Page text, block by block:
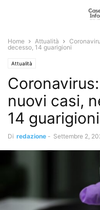
Home Attualità
decesso, 14 guarigioni
Attualità
nuovi casi,
14 guarigioni
Di redazione - Settembre 2,